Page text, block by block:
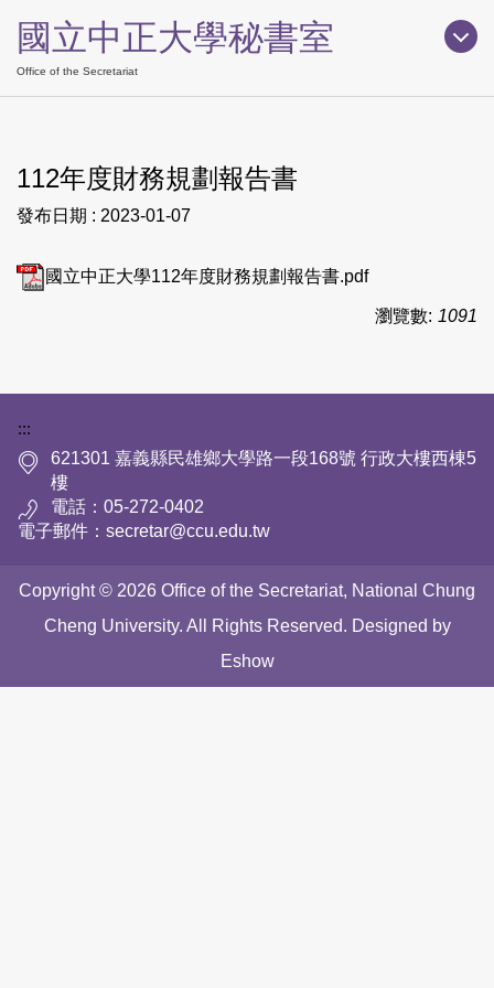
到
主
要
區
國立中正大學秘書室
Office of the Secretariat
112年度財務規劃報告書
發布日期 : 2023-01-07
國立中正大學112年度財務規劃報告書.pdf
瀏覽數: 1091
:::
621301 嘉義縣民雄鄉大學路一段168號 行政大樓西棟5
樓
電話：05-272-0402
電子郵件：secretar@ccu.edu.tw
Copyright © 2026 Office of the Secretariat, National Chung
Cheng University. All Rights Reserved. Designed by
Eshow